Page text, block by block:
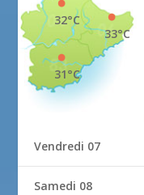
33°C
32°C
31°C
Vendredi 07
Samedi 08